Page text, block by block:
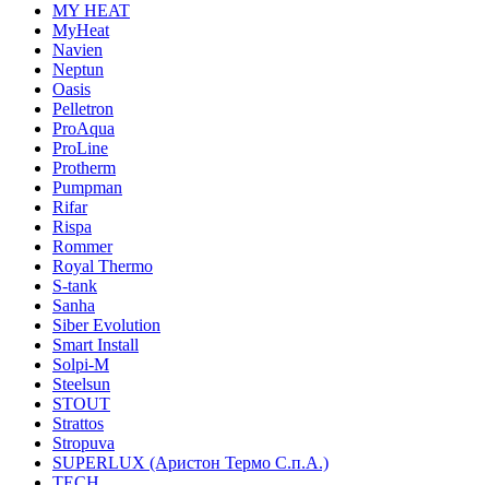
MY HEAT
MyHeat
Navien
Neptun
Oasis
Pelletron
ProAqua
ProLine
Protherm
Pumpman
Rifar
Rispa
Rommer
Royal Thermo
S-tank
Sanha
Siber Evolution
Smart Install
Solpi-M
Steelsun
STOUT
Strattos
Stropuva
SUPERLUX (Аристон Термо С.п.А.)